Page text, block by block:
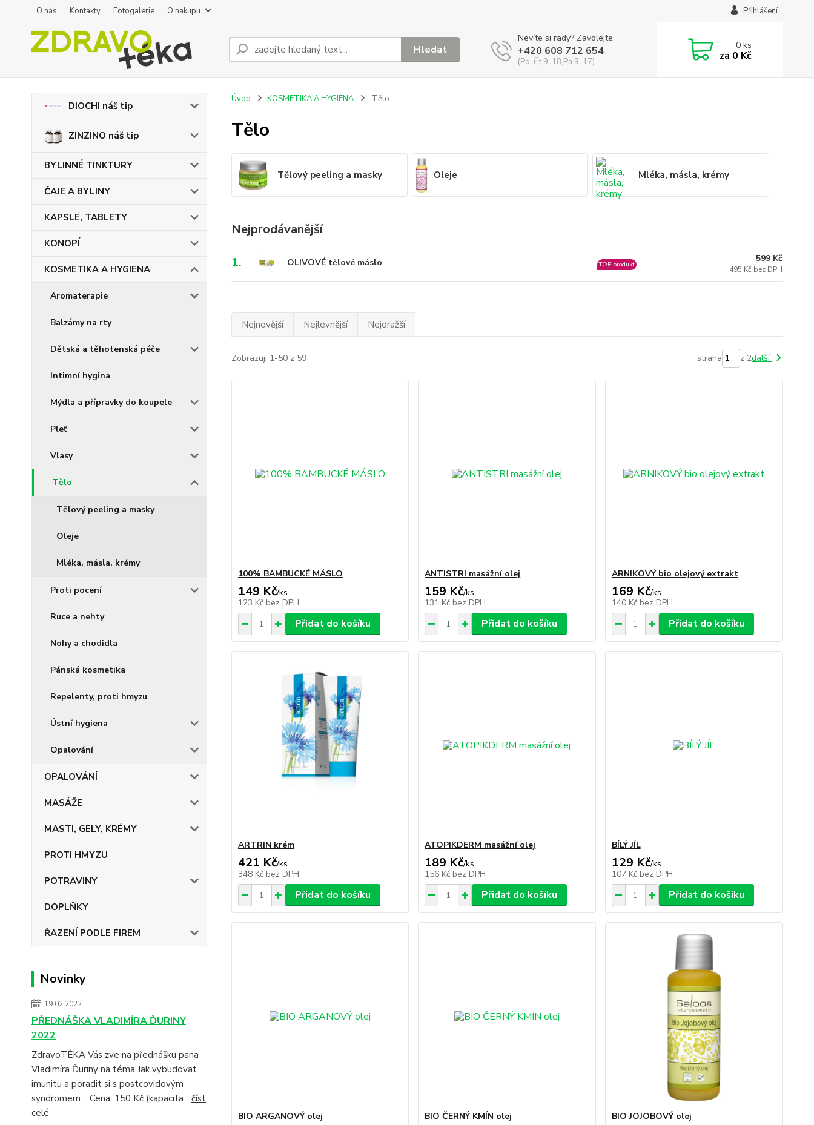
O nás Kontakty Fotogalerie O nákupu Přihlášení
Hledat
Nevíte si rady? Zavolejte.
+420 608 712 654
(Po-Čt 9-18,Pá 9-17)
0ks
za 0 Kč
DIOCHI náš tip
ZINZINO náš tip
BYLINNÉ TINKTURY
ČAJE A BYLINY
KAPSLE, TABLETY
KONOPÍ
KOSMETIKA A HYGIENA
Aromaterapie
Balzámy na rty
Dětská a těhotenská péče
Intimní hygina
Mýdla a přípravky do koupele
Pleť
Vlasy
Tělo
Tělový peeling a masky
Oleje
Mléka, másla, krémy
Proti pocení
Ruce a nehty
Nohy a chodidla
Pánská kosmetika
Repelenty, proti hmyzu
Ústní hygiena
Opalování
OPALOVÁNÍ
MASÁŽE
MASTI, GELY, KRÉMY
PROTI HMYZU
POTRAVINY
DOPLŇKY
ŘAZENÍ PODLE FIREM
Novinky
19.02.2022
PŘEDNÁŠKA VLADIMÍRA ĎURINY
2022
ZdravoTÉKA Vás zve na přednášku pana
Vladimíra Ďuriny na téma Jak vybudovat
imunitu a poradit si s postcovidovým
syndromem. Cena: 150 Kč (kapacita... číst
celé
Úvod KOSMETIKA A HYGIENA Tělo
Tělo
Tělový peeling a masky Oleje Mléka, másla, krémy
Nejprodávanější
1. OLIVOVÉ tělové máslo TOP produkt
599 Kč
495 Kč bez DPH
Nejnovější Nejlevnější Nejdražší
Zobrazuji 1-50 z 59 strana z 2další
100% BAMBUCKÉ MÁSLO
149 Kč/ks
123 Kč bez DPH
Přidat do košíku
ANTISTRI masážní olej
159 Kč/ks
131 Kč bez DPH
Přidat do košíku
ARNIKOVÝ bio olejový extrakt
169 Kč/ks
140 Kč bez DPH
Přidat do košíku
ARTRIN krém
421 Kč/ks
348 Kč bez DPH
Přidat do košíku
ATOPIKDERM masážní olej
189 Kč/ks
156 Kč bez DPH
Přidat do košíku
BÍLÝ JÍL
129 Kč/ks
107 Kč bez DPH
Přidat do košíku
BIO ARGANOVÝ olej BIO ČERNÝ KMÍN olej BIO JOJOBOVÝ olej